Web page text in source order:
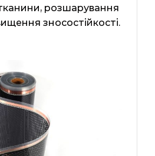
розшарування
зносостійкості.